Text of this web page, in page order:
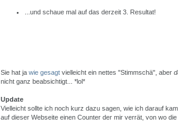
...und schaue mal auf das derzeit 3. Resultat!
Sie hat ja wie gesagt vielleicht ein nettes "Stimmschä", aber
nicht ganz beabsichtigt... *lol*
Update
Vielleicht sollte ich noch kurz dazu sagen, wie ich darauf
auf dieser Webseite einen Counter der mir verrät, von wo